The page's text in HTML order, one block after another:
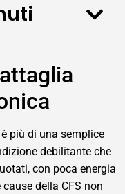
più di una semplice
debilitante che
con poca energia
della CFS non